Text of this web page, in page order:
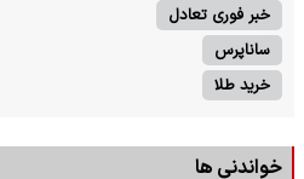
خبر فوری تعادل
ساناپرس
خرید طلا
خواندنی ها